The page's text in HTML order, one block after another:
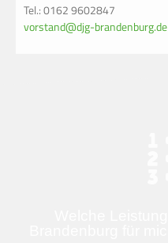
Tel.: 0162 9602847
vorstand@djg-brandenburg.de